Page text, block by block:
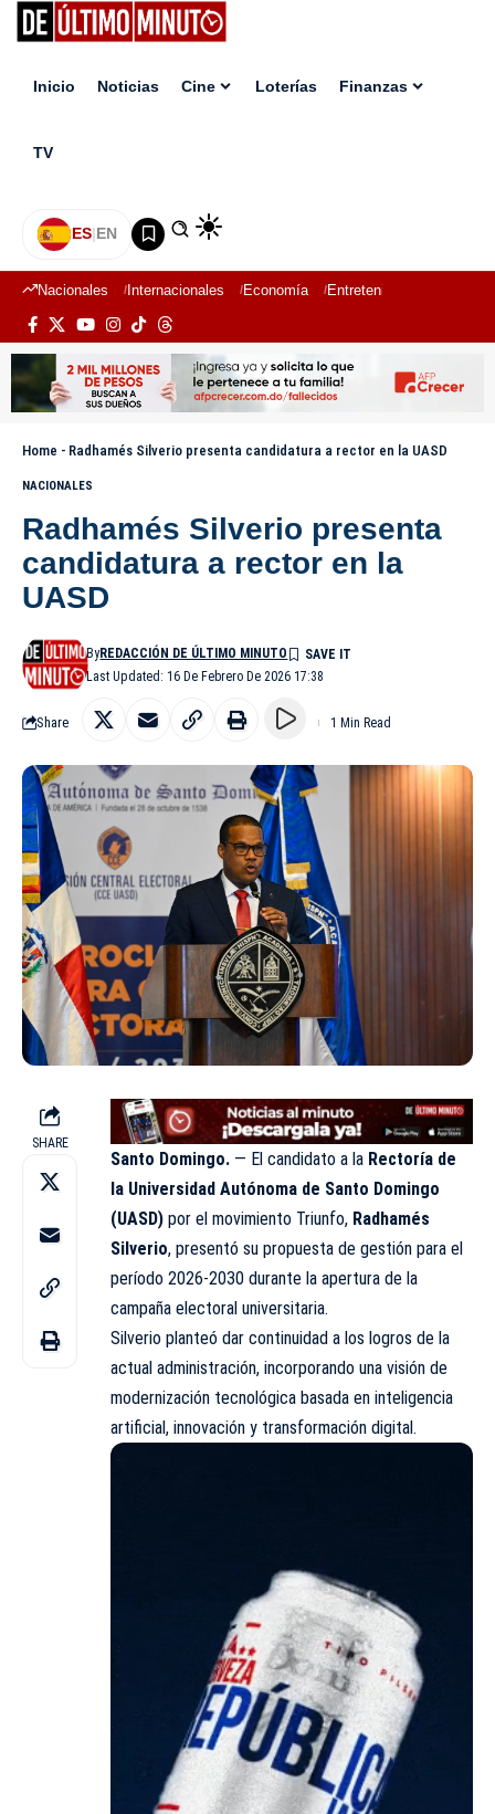
Inicio Noticias Cine Loterías Finanzas
TV
ES|EN
Nacionales Internacionales Economía Entretenimiento
Home - Radhamés Silverio presenta candidatura a rector en la UASD
NACIONALES
Radhamés Silverio presenta
candidatura a rector en la
UASD
Last Updated: 16 De Febrero De 2026 17:38
ByREDACCIÓN DE ÚLTIMO MINUTO
Share 1 Min Read
SHARE
Santo Domingo. — El candidato a la Rectoría de
la Universidad Autónoma de Santo Domingo
(UASD) por el movimiento Triunfo, Radhamés
Silverio, presentó su propuesta de gestión para el
período 2026-2030 durante la apertura de la
campaña electoral universitaria.
Silverio planteó dar continuidad a los logros de la
actual administración, incorporando una visión de
modernización tecnológica basada en inteligencia
artificial, innovación y transformación digital.